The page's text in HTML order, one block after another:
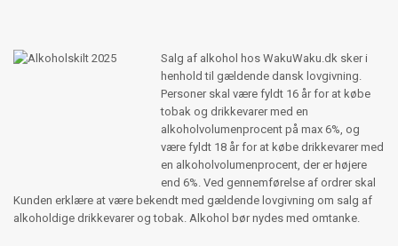
Salg af alkohol hos WakuWaku.dk sker i
henhold til gældende dansk lovgivning.
Personer skal være fyldt 16 år for at købe
tobak og drikkevarer med en
alkoholvolumenprocent på max 6%, og
være fyldt 18 år for at købe drikkevarer med
en alkoholvolumenprocent, der er højere
end 6%. Ved gennemførelse af ordrer skal
Kunden erklære at være bekendt med gældende lovgivning om salg af
alkoholdige drikkevarer og tobak. Alkohol bør nydes med omtanke.